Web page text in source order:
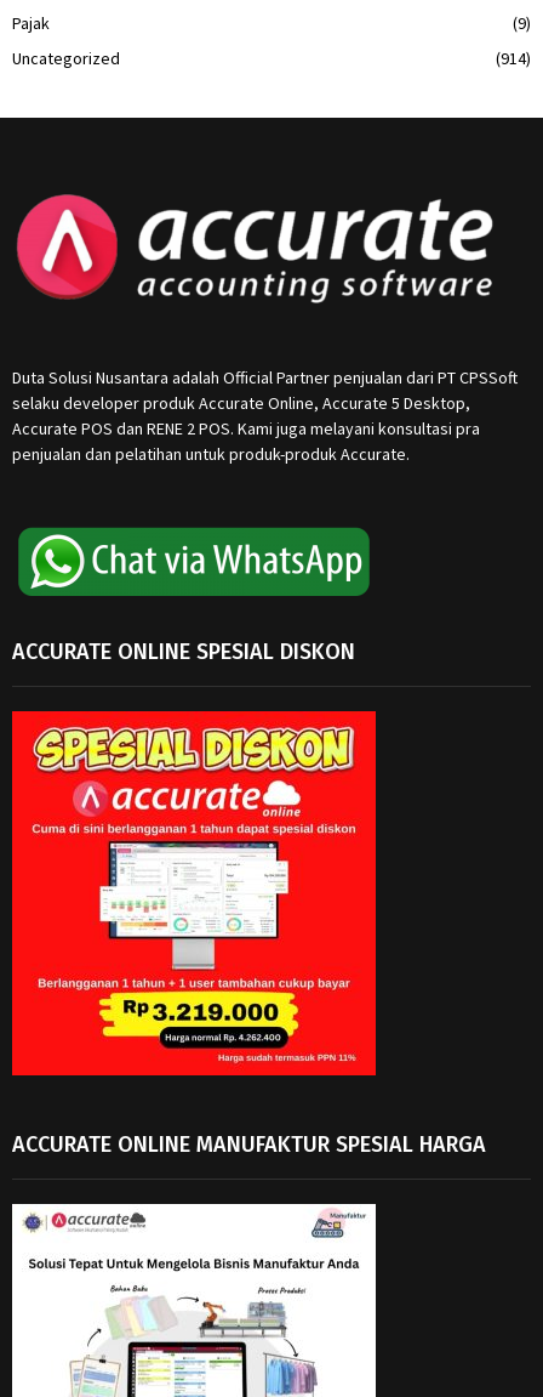
Pajak
(9)
Uncategorized
(914)
Duta Solusi Nusantara adalah Official Partner penjualan dari PT CPSSoft
selaku developer produk Accurate Online, Accurate 5 Desktop,
Accurate POS dan RENE 2 POS. Kami juga melayani konsultasi pra
penjualan dan pelatihan untuk produk-produk Accurate.
ACCURATE ONLINE SPESIAL DISKON
ACCURATE ONLINE MANUFAKTUR SPESIAL HARGA